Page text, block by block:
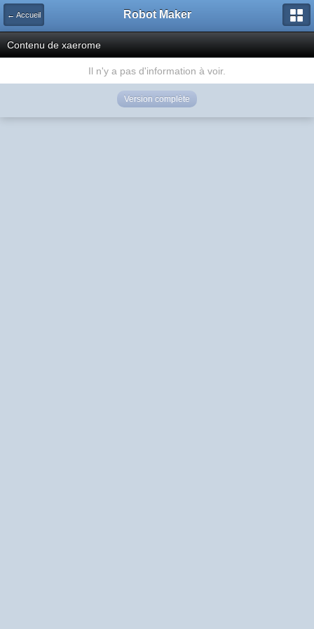
← Accueil Robot Maker
Contenu de xaerome
Il n'y a pas d'information à voir.
Version complète